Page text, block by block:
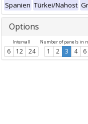
Spanien Türkei/Nahost
Options
Intervall
6 12 24
Number of panels in
1 2 3 4 6